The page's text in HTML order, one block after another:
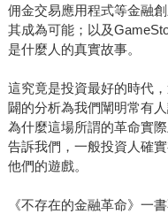
佣金交易應用程式等金融
其成為可能；以及
是什麼人的真實故事。
這究竟是投資最好的時代
闢的分析為我們闡明常有
為什麼這場所謂的革命實
告訴我們，一般投資人確
他們的遊戲。
《不存在的金融革命》一